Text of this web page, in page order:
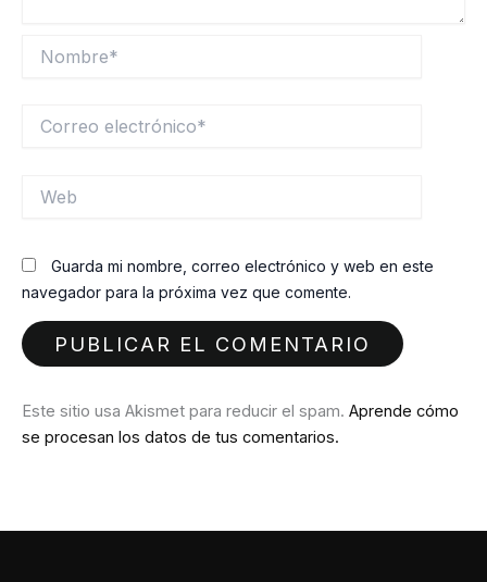
electrónico*
Guarda mi nombre, correo electrónico y web en este
navegador para la próxima vez que comente.
Este sitio usa Akismet para reducir el spam. Aprende cómo
se procesan los datos de tus comentarios.